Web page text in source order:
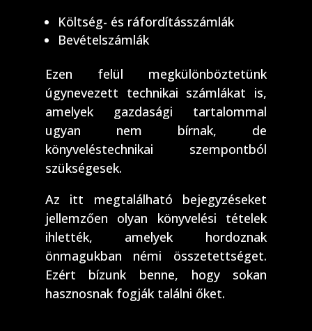
Költség- és ráfordításszámlák
Bevételszámlák
Ezen felül megkülönböztetünk
úgynevezett technikai számlákat is,
amelyek gazdasági tartalommal
ugyan nem bírnak, de
könyveléstechnikai szempontból
szükségesek.
Az itt megtalálható bejegyzéseket
jellemzően olyan könyvelési tételek
ihlették, amelyek hordoznak
önmagukban némi összetettséget.
Ezért bízunk benne, hogy sokan
hasznosnak fogják találni őket.